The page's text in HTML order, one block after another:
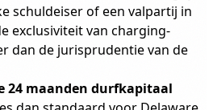
schuldeiser of een valpartij in
exclusiviteit van charging-
dan de jurisprudentie van de
24 maanden durfkapitaal